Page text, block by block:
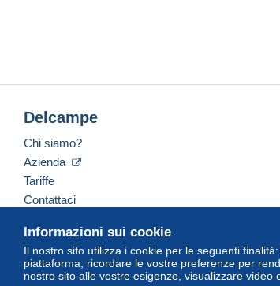
Informazioni sui cookie
Il nostro sito utilizza i cookie per le seguenti
piattaforma, ricordare le vostre preferenze per
nostro sito alle vostre esigenze, visualizzare
Delcampe
Chi siamo?
Azienda
Tariffe
Contattaci
Italiano USD America/Indiana/